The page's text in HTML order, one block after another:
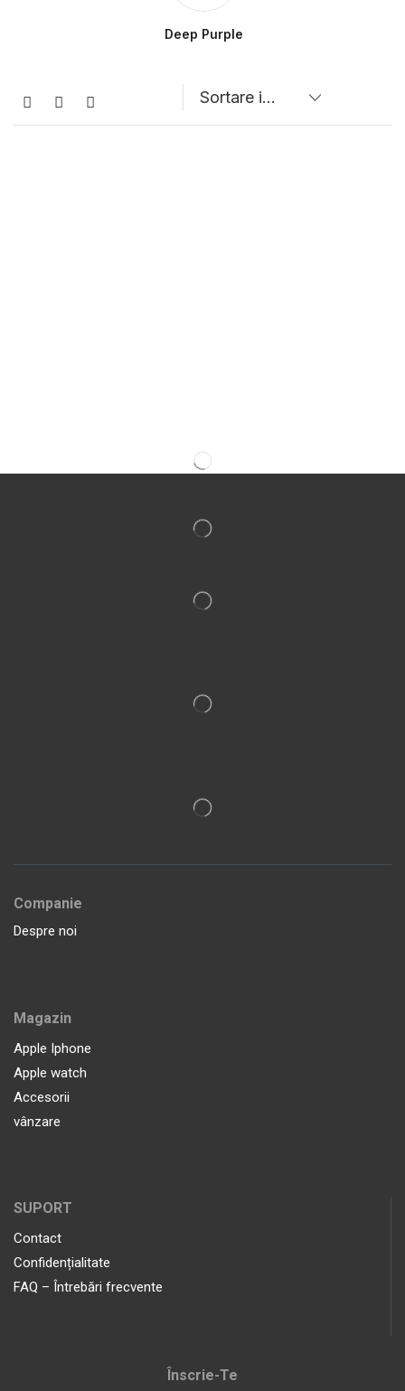
Deep Purple
Companie
Despre noi
Magazin
Apple Iphone
Apple watch
Accesorii
vânzare
SUPORT
Contact
Confidențialitate
FAQ – Întrebări frecvente
Înscrie-Te